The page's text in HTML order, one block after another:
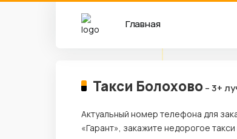
Главная
Такси Болохово– 3+
Актуальный номер телефона для
«Гарант», закажите недорогое